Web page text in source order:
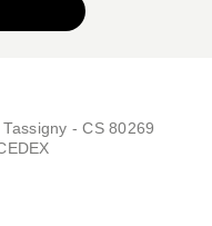
- CS 80269